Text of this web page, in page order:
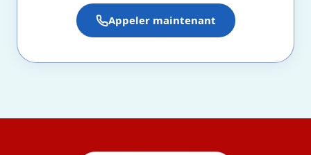
Appeler maintenant